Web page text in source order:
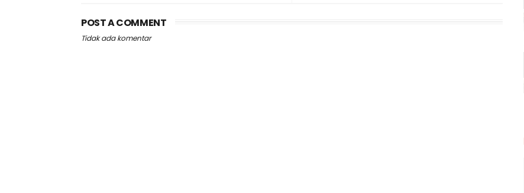
POST A COMMENT
Tidak ada komentar